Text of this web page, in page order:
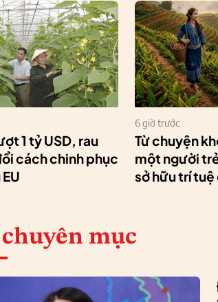
1 tỷ USD, rau
cách chinh phục
6 giờ trước
Từ chuyện
một người
sở hữu trí tuệ
mục